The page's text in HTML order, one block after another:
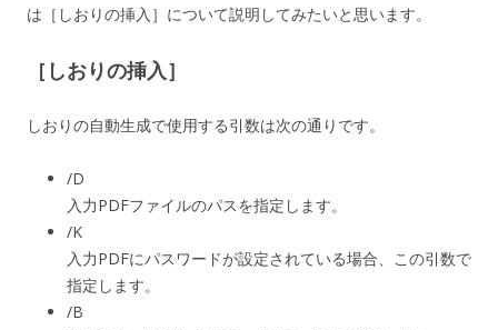
は［しおりの挿入］について説明してみたいと思います。
［しおりの挿入］
しおりの自動生成で使用する引数は次の通りです。
/D
入力PDFファイルのパスを指定します。
/K
入力PDFにパスワードが設定されている場合、この引数で
指定します。
/B